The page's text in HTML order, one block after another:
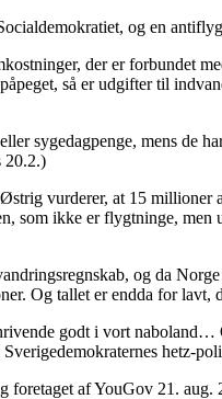
og en
der er forbundet
så er udgifter til
sygedagpenge, mens
20.2.)
vurderer, at 15
som ikke er flygtninge,
og da
Og tallet er endda for
godt i vort
hetz-
af YouGov 21. aug.